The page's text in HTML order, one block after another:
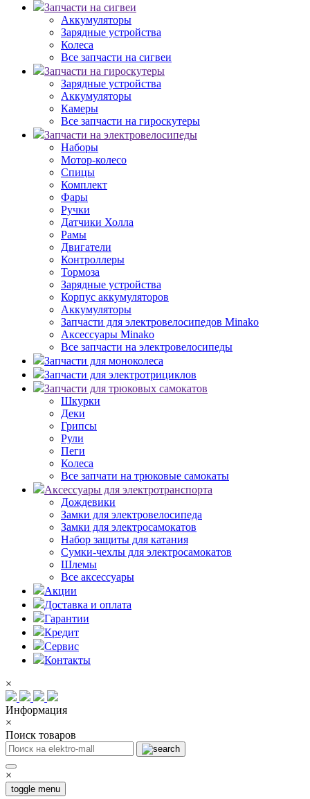
Запчасти на сигвеи
Аккумуляторы
Зарядные устройства
Колеса
Все запчасти на сигвеи
Запчасти на гироскутеры
Зарядные устройства
Аккумуляторы
Камеры
Все запчасти на гироскутеры
Запчасти на электровелосипеды
Наборы
Мотор-колесо
Спицы
Комплект
Фары
Ручки
Датчики Холла
Рамы
Двигатели
Контроллеры
Тормоза
Зарядные устройства
Корпус аккумуляторов
Аккумуляторы
Запчасти для электровелосипедов Minako
Аксессуары Minako
Все запчасти на электровелосипеды
Запчасти для моноколеса
Запчасти для электротрициклов
Запчасти для трюковых самокатов
Шкурки
Деки
Грипсы
Рули
Пеги
Колеса
Все запчати на трюковые самокаты
Аксессуары для электротранспорта
Дождевики
Замки для электровелосипеда
Замки для электросамокатов
Набор защиты для катания
Сумки-чехлы для электросамокатов
Шлемы
Все аксессуары
Акции
Доставка и оплата
Гарантии
Кредит
Сервис
Контакты
×
Информация
×
Поиск товаров
×
toggle menu